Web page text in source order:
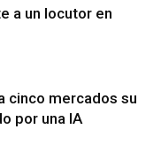
a un locutor en
cinco mercados su
por una IA